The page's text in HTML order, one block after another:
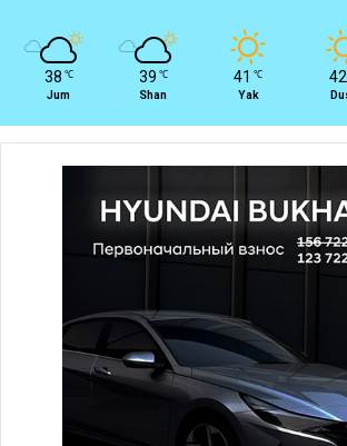
38 ℃
Jum
39 ℃
Shan
41 ℃
Yak
42